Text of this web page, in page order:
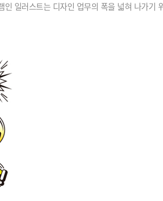
인 일러스트는 디자인 업무의 폭을 넓혀 나가기